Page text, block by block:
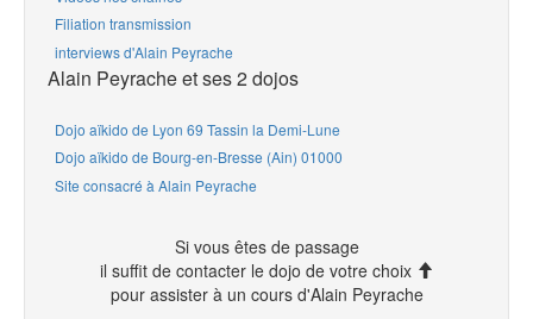
Filiation transmission
interviews d'Alain Peyrache
Alain Peyrache et ses 2 dojos
Dojo aïkido de Lyon 69 Tassin la Demi-Lune
Dojo aïkido de Bourg-en-Bresse (Ain) 01000
Site consacré à Alain Peyrache
Si vous êtes de passage
il suffit de contacter le dojo de votre choix
pour assister à un cours d'Alain Peyrache